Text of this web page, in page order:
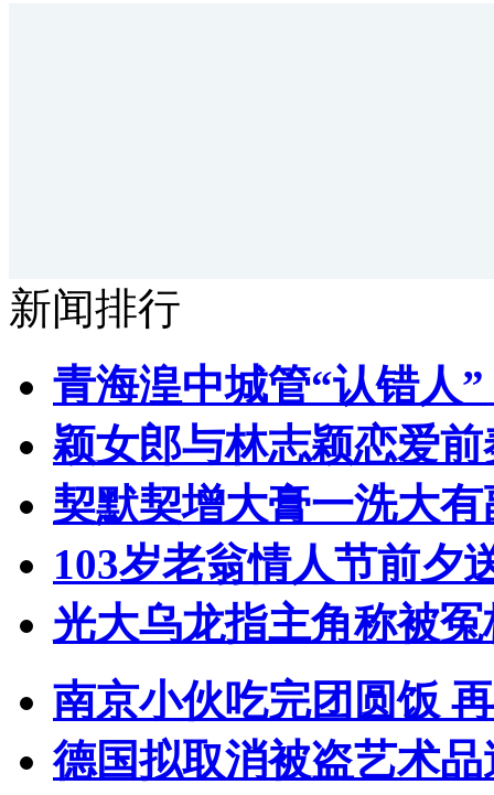
新闻排行
青海湟中城管“认错人
颖女郎与林志颖恋爱
契默契增大膏一洗大
103岁老翁情人节前夕
光大乌龙指主角称被
南京小伙吃完团圆饭
德国拟取消被盗艺术